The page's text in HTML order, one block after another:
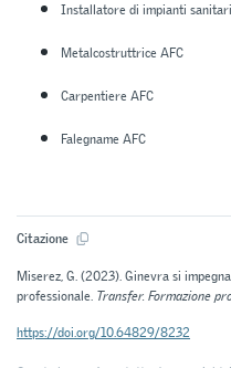
Installatore di impianti
Metalcostruttrice AFC
Carpentiere AFC
Falegname AFC
Citazione
Miserez, G. (2023). Ginevra si
professionale. Transfer. Formazione
https://doi.org/10.64829/8232